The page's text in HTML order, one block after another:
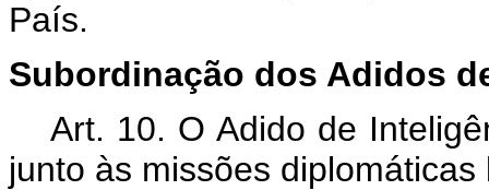
País.
Subordinação dos Adidos
Art. 10. O Adido de
junto às missões